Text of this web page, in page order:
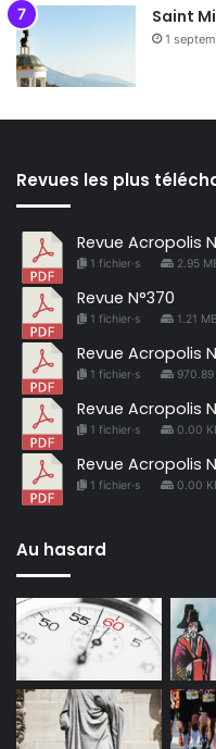
Saint
1
Revues les plus
Revue Acropolis
1 fichier·s 2.95
Revue N°370
1 fichier·s 1.21 MB
Revue Acropolis
1 fichier·s 970.89
Revue Acropolis
1 fichier·s 0.00
Revue Acropolis
1 fichier·s 0.00
Au hasard